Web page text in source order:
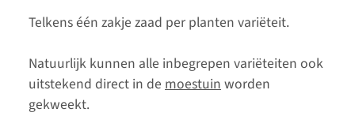
Telkens één zakje zaad per planten variëteit.
Natuurlijk kunnen alle inbegrepen variëteiten ook
uitstekend direct in de moestuinworden
gekweekt.